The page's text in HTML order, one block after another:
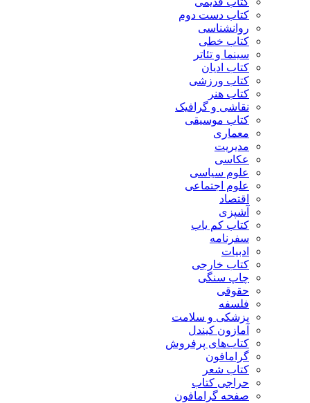
کتاب دست دوم
روانشناسی
کتاب خطی
سینما و تئاتر
کتاب ادیان
کتاب ورزشی
کتاب هنر
نقاشی و گرافیک
کتاب موسیقی
معماری
مدیریت
عکاسی
علوم سیاسی
علوم اجتماعی
اقتصاد
آشپزی
کتاب کم یاب
سفرنامه
ادبیات
کتاب خارجی
چاپ سنگی
حقوقی
فلسفه
پزشکی و سلامت
آمازون کیندل
کتاب‌های پرفروش
گرامافون
کتاب شعر
حراجی کتاب
صفحه گرامافون